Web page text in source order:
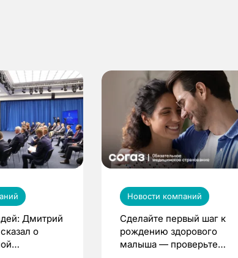
Дмитрий
о
Новости компаний
Сделайте первый шаг к
рождению здорового
малыша — проверьте